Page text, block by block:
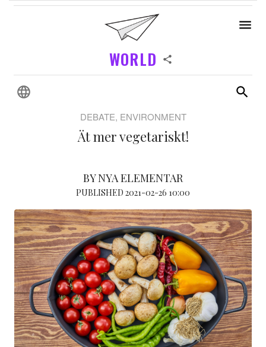
WORLD
DEBATE, ENVIRONMENT
Ät mer vegetariskt!
BY NYA ELEMENTAR
PUBLISHED 2021-02-26 10:00